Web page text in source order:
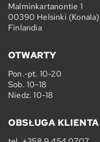
Malminkartanontie 1
00390 Helsinki (Konala)
Finlandia
OTWARTY
Pon.-pt. 10-20
Sob. 10-18
Niedz. 10-18
OBSŁUGA KLIENTA